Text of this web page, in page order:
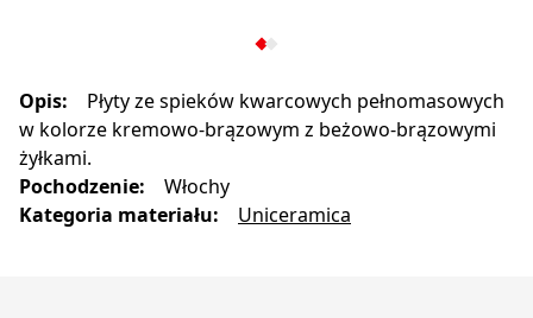
Opis:
Płyty ze spieków kwarcowych pełnomasowych
w kolorze kremowo-brązowym z beżowo-brązowymi
żyłkami.
Pochodzenie:
Włochy
Kategoria materiału: Uniceramica